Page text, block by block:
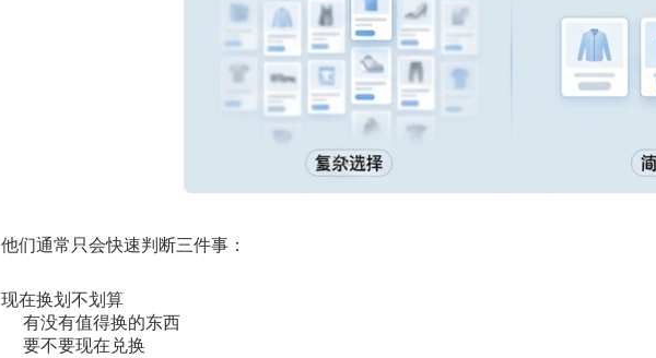
他们通常只会快速判断三件事：
现在换划不划算
有没有值得换的东西
要不要现在兑换